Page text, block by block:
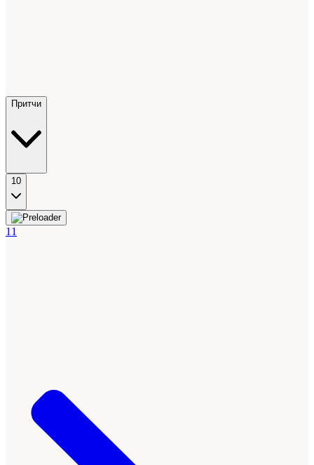
Притчи
10
11